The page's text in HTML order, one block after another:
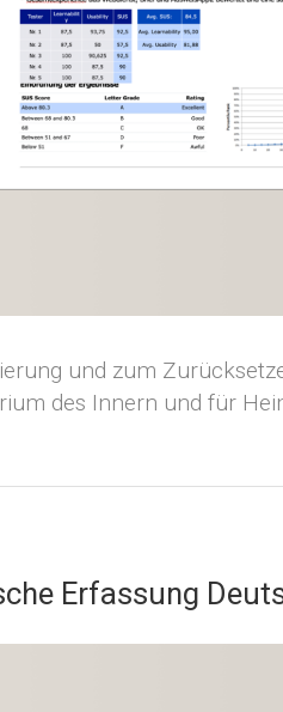
und zum
des Innern und für
Erfassung